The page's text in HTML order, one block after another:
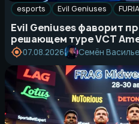
esports Evil Geniuses FURIA
Evil Geniuses фаворит
решающем туре VCT
07.08.2026 Семён